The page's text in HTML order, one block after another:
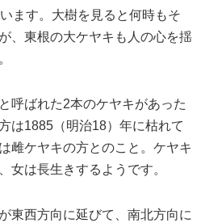
ます。大樹を見ると何時もそ
、東根の大ケヤキも人の心を揺
呼ばれた2本のケヤキがあった
は1885（明治18）年に枯れて
雌ケヤキの方とのこと。ケヤキ
女は長生きするようです。
東西方向に延びて、南北方向に